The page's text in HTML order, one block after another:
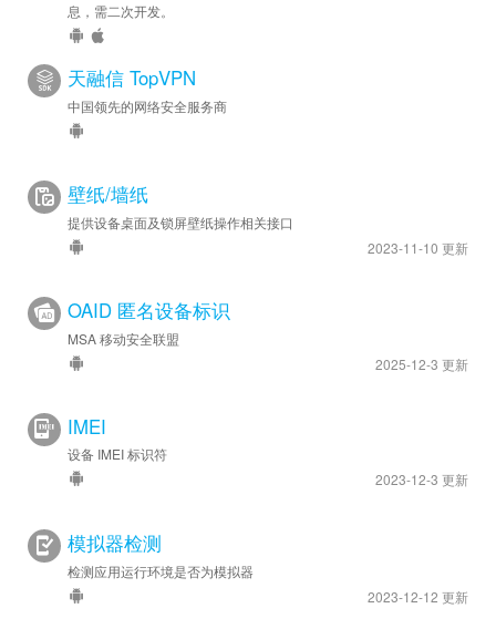
息，需二次开发。
天融信 TopVPN
中国领先的网络安全服务商
壁纸/墙纸
提供设备桌面及锁屏壁纸操作相关接口
2023-11-10 更新
OAID 匿名设备标识
MSA 移动安全联盟
2025-12-3 更新
IMEI
设备 IMEI 标识符
2023-12-3 更新
模拟器检测
检测应用运行环境是否为模拟器
2023-12-12 更新